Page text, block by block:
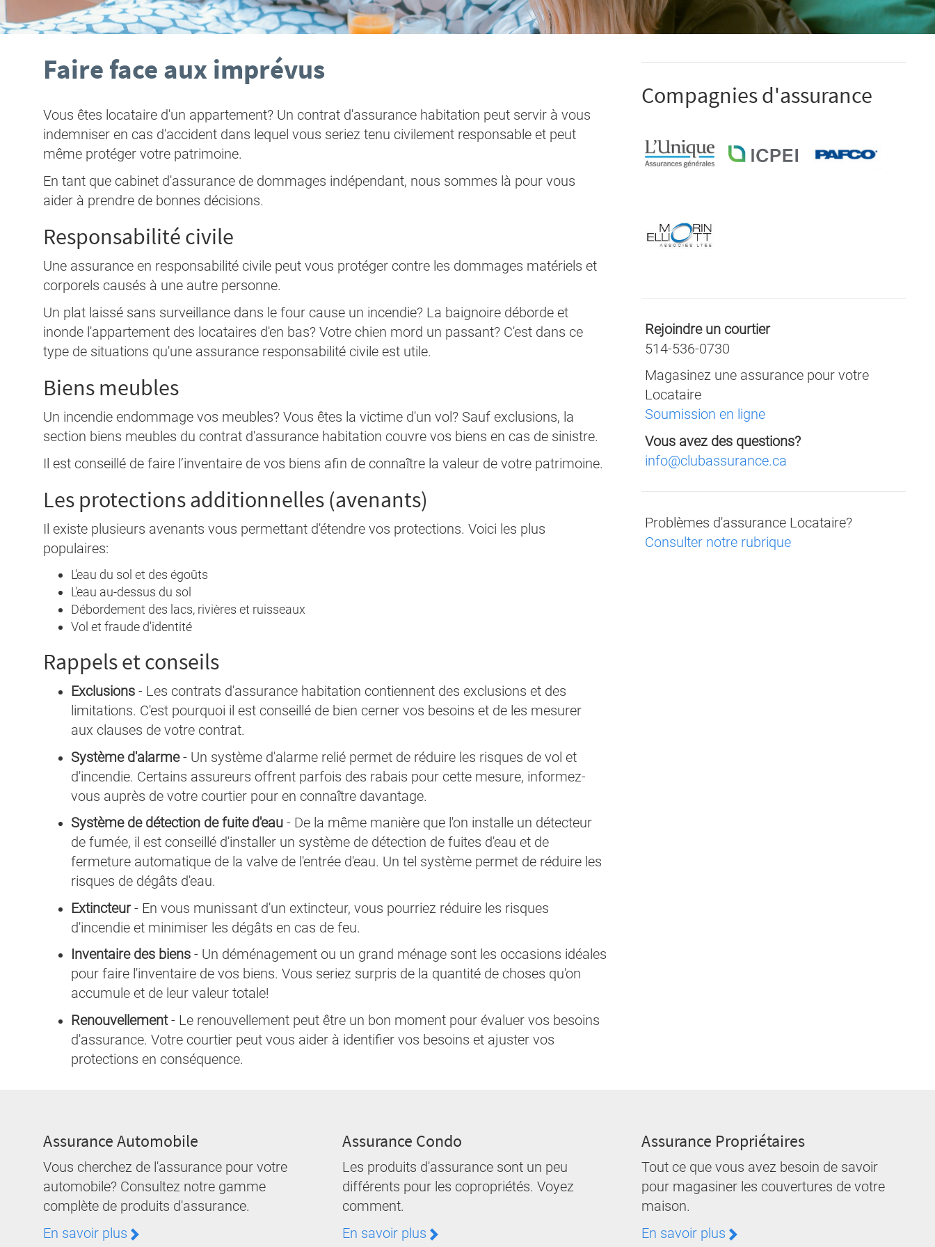
Faire face aux imprévus
Vous êtes locataire d'un appartement? Un contrat d'assurance habitation peut servir à vous
indemniser en cas d'accident dans lequel vous seriez tenu civilement responsable et peut
même protéger votre patrimoine.
En tant que cabinet d'assurance de dommages indépendant, nous sommes là pour vous
aider à prendre de bonnes décisions.
Responsabilité civile
Une assurance en responsabilité civile peut vous protéger contre les dommages matériels et
corporels causés à une autre personne.
​​​​​​Un plat laissé sans surveillance dans le four cause un incendie? La baignoire déborde et
inonde l'appartement des locataires d'en bas? Votre chien mord un passant? C'est dans ce
type de situations qu'une assurance responsabilité civile est utile.
Biens meubles
Un incendie endommage vos meubles? Vous êtes la victime d'un vol? Sauf exclusions, la
section biens meubles du contrat d'assurance habitation couvre vos biens en cas de sinistre.
Il est conseillé de faire l’inventaire de vos biens afin de connaître la valeur de votre patrimoine.
Les protections additionnelles (avenants)
Il existe plusieurs avenants vous permettant d'étendre vos protections. Voici les plus
populaires:
L'eau du sol et des égoûts
L'eau au-dessus du sol
Débordement des lacs, rivières et ruisseaux
Vol et fraude d'identité
Rappels et conseils
Exclusions - Les contrats d'assurance habitation contiennent des exclusions et des
limitations. C'est pourquoi il est conseillé de bien cerner vos besoins et de les mesurer
aux clauses de votre contrat.
Système d'alarme- Un système d'alarme relié permet de réduire les risques de vol et
d'incendie. Certains assureurs offrent parfois des rabais pour cette mesure, informez-
vous auprès de votre courtier pour en connaître davantage.
Système de détection de fuite d'eau - De la même manière que l'on installe un détecteur
de fumée, il est conseillé d'installer un système de détection de fuites d'eau et de
fermeture automatique de la valve de l'entrée d'eau. Un tel système permet de réduire les
risques de dégâts d'eau.
Extincteur- En vous munissant d'un extincteur, vous pourriez réduire les risques
d'incendie et minimiser les dégâts en cas de feu.
Inventaire des biens - Un déménagement ou un grand ménage sont les occasions idéales
pour faire l'inventaire de vos biens. Vous seriez surpris de la quantité de choses qu'on
accumule et de leur valeur totale!
Renouvellement- Le renouvellement peut être un bon moment pour évaluer vos besoins
d'assurance. Votre courtier peut vous aider à identifier vos besoins et ajuster vos
protections en conséquence.
Compagnies d'assurance
Elliot
Rejoindre un courtier
514-536-0730
Magasinez une assurance pour votre
Locataire
Soumission en ligne
Vous avez des questions?
info@clubassurance.ca
Problèmes d'assurance Locataire?
Consulter notre rubrique
Assurance Automobile
Vous cherchez de l'assurance pour votre
automobile? Consultez notre gamme
complète de produits d'assurance.
En savoir plus
Assurance Condo
Les produits d'assurance sont un peu
différents pour les copropriétés. Voyez
comment.
En savoir plus
Assurance Propriétaires
Tout ce que vous avez besoin de savoir
pour magasiner les couvertures de votre
maison.
En savoir plus